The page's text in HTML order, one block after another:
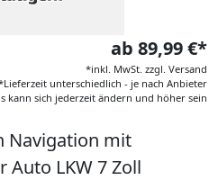
ab 89,99 €*
*inkl. MwSt. zzgl. Versand
unterschiedlich - je nach Anbieter
kann sich jederzeit ändern und höher sein
Navigation mit
Auto LKW 7 Zoll